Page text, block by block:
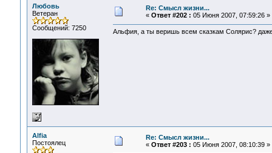
Любовь
Ветеран
Сообщений: 7250
Re: Смысл жизни...
« Ответ #202 : 05 Июня 2007, 07:59:26 »
Альфия, а ты веришь всем сказкам Солярис?
Alfia
Постоялец
Re: Смысл жизни...
« Ответ #203 : 05 Июня 2007, 08:10:39 »